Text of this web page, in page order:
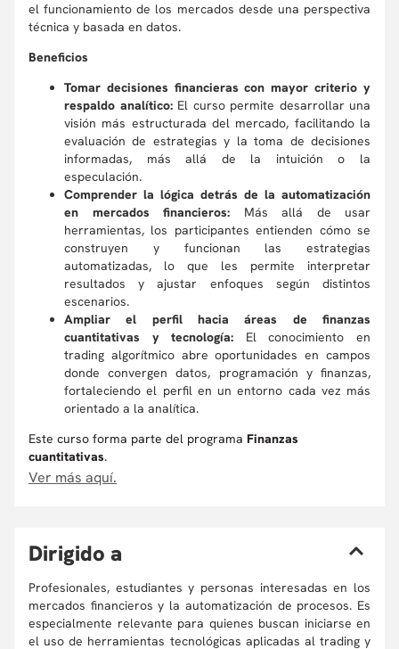
el funcionamiento de los mercados desde una perspectiva
técnica y basada en datos.
Beneficios
Tomar decisiones financieras con mayor criterio y
respaldo analítico:El curso permite desarrollar una
visión más estructurada del mercado, facilitando la
evaluación de estrategias y la toma de decisiones
informadas, más allá de la intuición o la
especulación.
Comprender la lógica detrás de la automatización
en mercados financieros: Más allá de usar
herramientas, los participantes entienden cómo se
construyen y funcionan las estrategias
automatizadas, lo que les permite interpretar
resultados y ajustar enfoques según distintos
escenarios.
Ampliar el perfil hacia áreas de finanzas
cuantitativas y tecnología: El conocimiento en
trading algorítmico abre oportunidades en campos
donde convergen datos, programación y finanzas,
fortaleciendo el perfil en un entorno cada vez más
orientado a la analítica.
Este curso forma parte del programa Finanzas
cuantitativas.
Ver más aquí.
Dirigido a
Profesionales, estudiantes y personas interesadas en los
mercados financieros y la automatización de procesos. Es
especialmente relevante para quienes buscan iniciarse en
el uso de herramientas tecnológicas aplicadas al trading y